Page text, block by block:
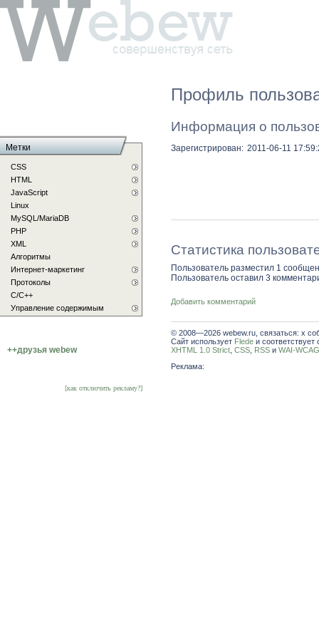
Профиль
Информация о
Зарегистрирован: 2011-06-11
Статистика
Пользователь разместил 1
Пользователь оставил 3
Добавить комментарий
© 2008—2026 webew.ru, связаться: x
Сайт использует Flede и соответствует
XHTML 1.0 Strict CSS RSS и WAI-
Реклама:
Метки
CSS
HTML
JavaScript
Linux
MySQL/MariaDB
PHP
XML
Алгоритмы
Интернет-маркетинг
Протоколы
С/C++
Управление содержимым
++друзья webew
[как отключить рекламу?]